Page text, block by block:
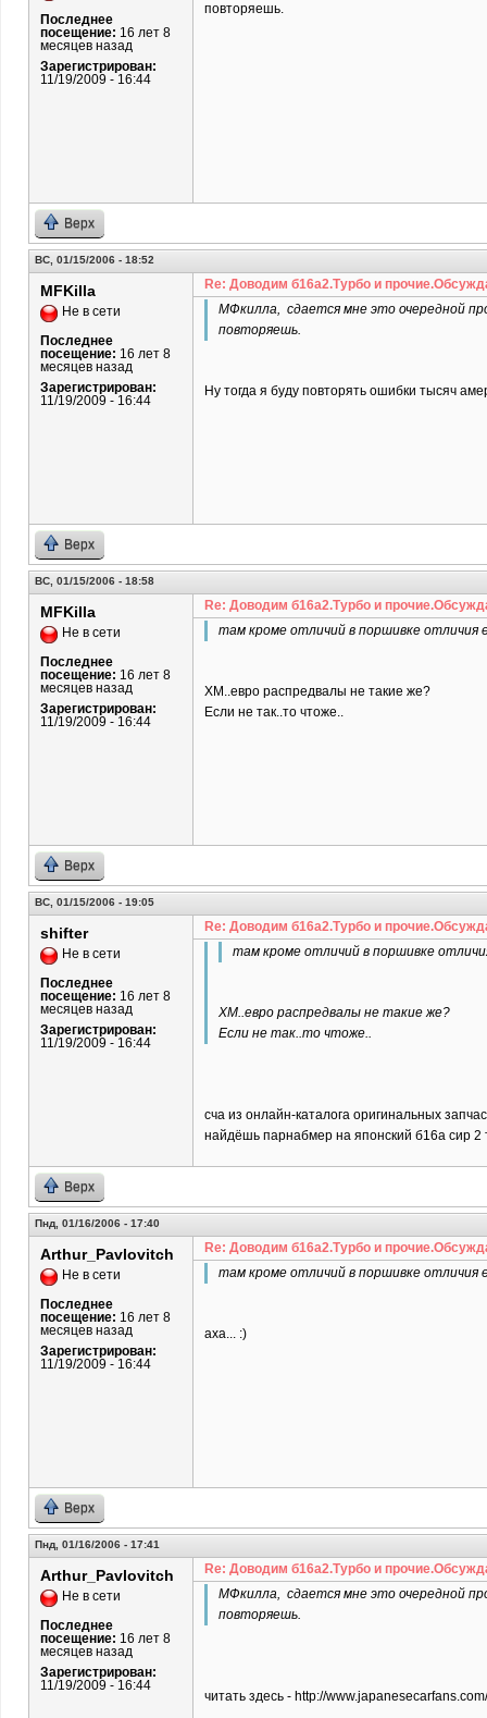
Последнее
посещение: 16 лет 8
месяцев назад
Зарегистрирован:
11/19/2009 - 16:44
повторяешь.
Верх
ВС, 01/15/2006 - 18:52
MFKilla
Не в сети
Последнее
посещение: 16 лет 8
месяцев назад
Зарегистрирован:
11/19/2009 - 16:44
Re: Доводим б16а2.Турбо и
МФкилла, сдается мне это очередной
повторяешь.
Ну тогда я буду повторять ошибки тысяч
Верх
ВС, 01/15/2006 - 18:58
MFKilla
Не в сети
Последнее
посещение: 16 лет 8
месяцев назад
Зарегистрирован:
11/19/2009 - 16:44
Re: Доводим б16а2.Турбо и
там кроме отличий в поршивке отличия
ХМ..евро распредвалы не такие же?
Если не так..то чтоже..
Верх
ВС, 01/15/2006 - 19:05
shifter
Не в сети
Последнее
посещение: 16 лет 8
месяцев назад
Зарегистрирован:
11/19/2009 - 16:44
Re: Доводим б16а2.Турбо и
там кроме отличий в поршивке
ХМ..евро распредвалы не такие же?
Если не так..то чтоже..
сча из онлайн-каталога оригинальных
найдёшь парнабмер на японский б16а сир 2
Верх
Пнд, 01/16/2006 - 17:40
Arthur_Pavlovitch
Не в сети
Последнее
посещение: 16 лет 8
месяцев назад
Зарегистрирован:
11/19/2009 - 16:44
Re: Доводим б16а2.Турбо и
там кроме отличий в поршивке отличия
аха... :)
Верх
Пнд, 01/16/2006 - 17:41
Arthur_Pavlovitch
Не в сети
Последнее
посещение: 16 лет 8
месяцев назад
Зарегистрирован:
11/19/2009 - 16:44
Re: Доводим б16а2.Турбо и
МФкилла, сдается мне это очередной
повторяешь.
читать здесь - http://